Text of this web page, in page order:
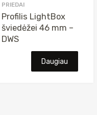
PRIEDAI
Profilis LightBox
šviedėžei 46 mm –
DWS
Daugiau